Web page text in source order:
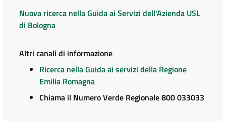
Nuova ricerca nella Guida ai Servizi dell'Azienda USL
di Bologna
Altri canali di informazione
Ricerca nella Guida ai servizi della Regione
Emilia Romagna
Chiama il Numero Verde Regionale 800 033033